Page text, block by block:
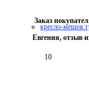
Заказ
кресло-мешок
Евгения, отзыв
10